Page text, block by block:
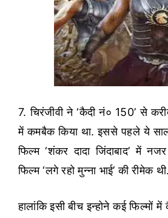
7. चिरंजीवी ने ‘कैदी नं० 150’ से
में कमबैक किया था. इससे पहले ये
फिल्म ‘शंकर दादा जिंदाबाद’ में
फिल्म ‘लगे रहो मुन्ना भाई’ की रीमेक थी.
हालांकि इसी बीच इन्होने कई फिल्मों